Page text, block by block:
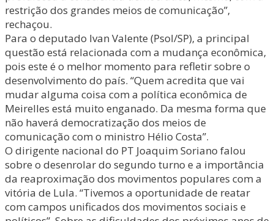
restrição dos grandes meios de comunicação”,
rechaçou.
Para o deputado Ivan Valente (Psol/SP), a principal
questão está relacionada com a mudança econômica,
pois este é o melhor momento para refletir sobre o
desenvolvimento do país. “Quem acredita que vai
mudar alguma coisa com a política econômica de
Meirelles está muito enganado. Da mesma forma que
não haverá democratização dos meios de
comunicação com o ministro Hélio Costa”.
O dirigente nacional do PT Joaquim Soriano falou
sobre o desenrolar do segundo turno e a importância
da reaproximação dos movimentos populares com a
vitória de Lula. “Tivemos a oportunidade de reatar
com campos unificados dos movimentos sociais e